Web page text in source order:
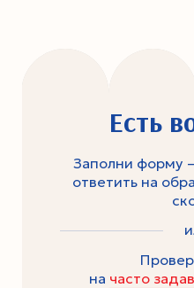
Есть
Заполни форму
ответить на
на часто